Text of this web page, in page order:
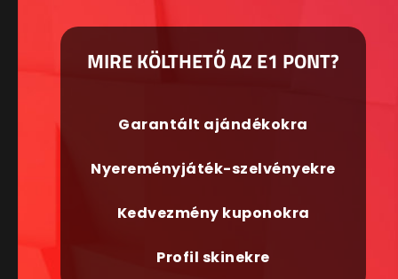
MIRE KÖLTHETŐ AZ E1 PONT?
Garantált ajándékokra
Nyereményjáték-szelvényekre
Kedvezmény kuponokra
Profil skinekre